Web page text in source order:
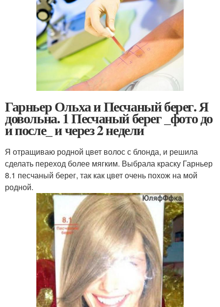
Гарньер Ольха и Песчаный берег. Я
довольна. 1 Песчаный берег _фото до
и после_ и через 2 недели
Я отращиваю родной цвет волос с блонда, и решила
сделать переход более мягким. Выбрала краску Гарньер
8.1 песчаный берег, так как цвет очень похож на мой
родной.